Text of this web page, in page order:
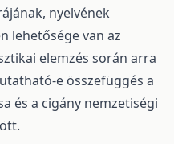
nyelvének
lehetősége van az
elemzés során arra
e összefüggés a
és a cigány nemzetiségi